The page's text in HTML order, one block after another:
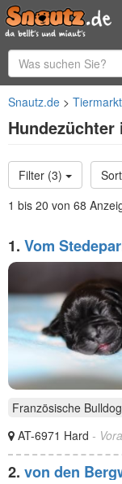
Snautz.de Tiermarkt
Filter (3)
1 bis 20 von 68
1. Vom
Französische
AT-6971 Hard -
2. von den